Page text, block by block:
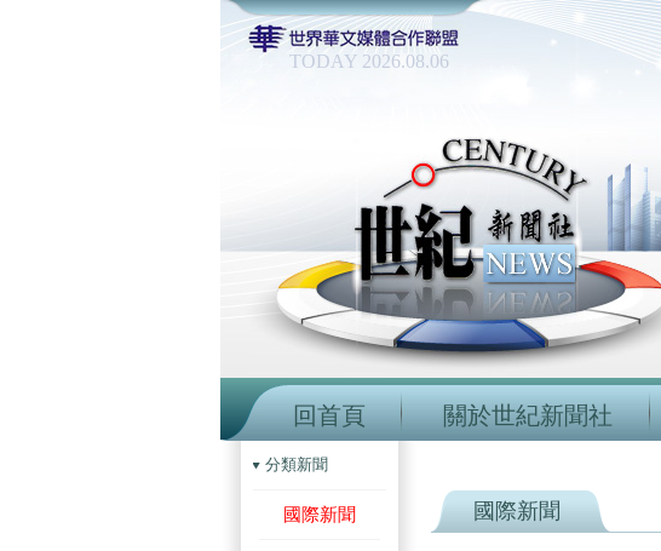
TODAY 2026.08.06
回首頁 關於世紀新聞社
分類新聞
國際新聞 國際新聞